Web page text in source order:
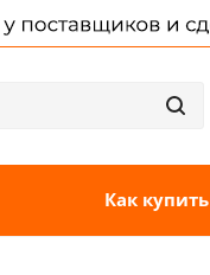
Как купить